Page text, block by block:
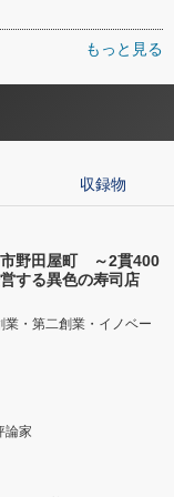
もっと見る
収録物
野田屋町 ～2貫400
する異色の寿司店
業・第二創業・イノベー
論家